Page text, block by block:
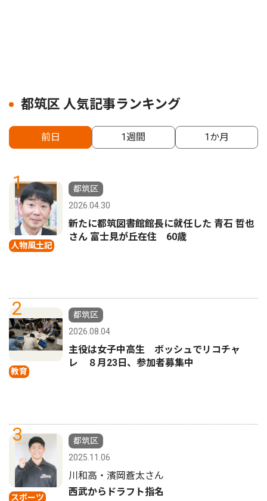
都筑区 人気記事ランキング
前日 1週間 1か月
1
人物風土記
都筑区
2026.04.30
新たに都筑図書館館長に就任した 青石 哲也
さん 富士見が丘在住 60歳
2
教育
都筑区
2026.08.04
主役は女子中高生 ボッシュでリコチャ
レ ８月23日、参加者募集中
3
スポーツ
都筑区
2025.11.06
川和高・濱岡蒼太さん
西武からドラフト指名